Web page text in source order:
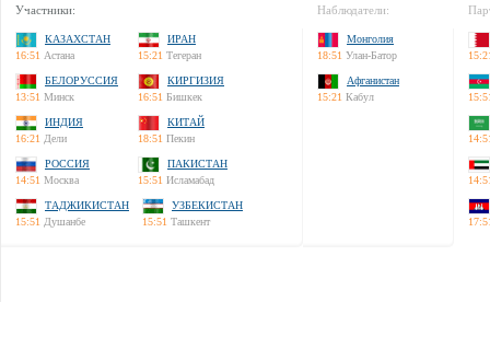
Участники:
КАЗАХСТАН
16:51 Астана
ИРАН
15:21 Тегеран
БЕЛОРУССИЯ
13:51 Минск
КИРГИЗИЯ
16:51 Бишкек
ИНДИЯ
16:21 Дели
КИТАЙ
18:51 Пекин
РОССИЯ
14:51 Москва
ПАКИСТАН
15:51 Исламабад
ТАДЖИКИСТАН
15:51 Душанбе
УЗБЕКИСТАН
15:51 Ташкент
Наблюдатели:
Монголия
18:51 Улан-Батор
Афганистан
15:21 Кабул